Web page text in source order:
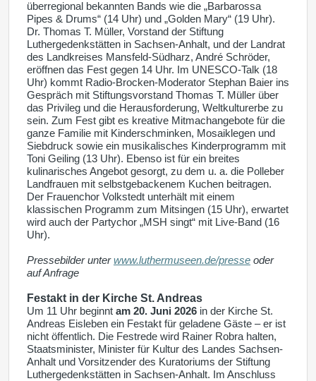
überregional bekannten Bands wie die „Barbarossa
Pipes & Drums“ (14 Uhr) und „Golden Mary“ (19 Uhr).
Dr. Thomas T. Müller, Vorstand der Stiftung
Luthergedenkstätten in Sachsen-Anhalt, und der Landrat
des Landkreises Mansfeld-Südharz, André Schröder,
eröffnen das Fest gegen 14 Uhr. Im UNESCO-Talk (18
Uhr) kommt Radio-Brocken-Moderator Stephan Baier ins
Gespräch mit Stiftungsvorstand Thomas T. Müller über
das Privileg und die Herausforderung, Weltkulturerbe zu
sein. Zum Fest gibt es kreative Mitmachangebote für die
ganze Familie mit Kinderschminken, Mosaiklegen und
Siebdruck sowie ein musikalisches Kinderprogramm mit
Toni Geiling (13 Uhr). Ebenso ist für ein breites
kulinarisches Angebot gesorgt, zu dem u. a. die Polleber
Landfrauen mit selbstgebackenem Kuchen beitragen.
Der Frauenchor Volkstedt unterhält mit einem
klassischen Programm zum Mitsingen (15 Uhr), erwartet
wird auch der Partychor „MSH singt“ mit Live-Band (16
Uhr).
Pressebilder unterwww.luthermuseen.de/presse oder
auf Anfrage
Festakt in der Kirche St. Andreas
Um 11 Uhr beginnt am 20. Juni 2026 in der Kirche St.
Andreas Eisleben ein Festakt für geladene Gäste – er ist
nicht öffentlich. Die Festrede wird Rainer Robra halten,
Staatsminister, Minister für Kultur des Landes Sachsen-
Anhalt und Vorsitzender des Kuratoriums der Stiftung
Luthergedenkstätten in Sachsen-Anhalt. Im Anschluss